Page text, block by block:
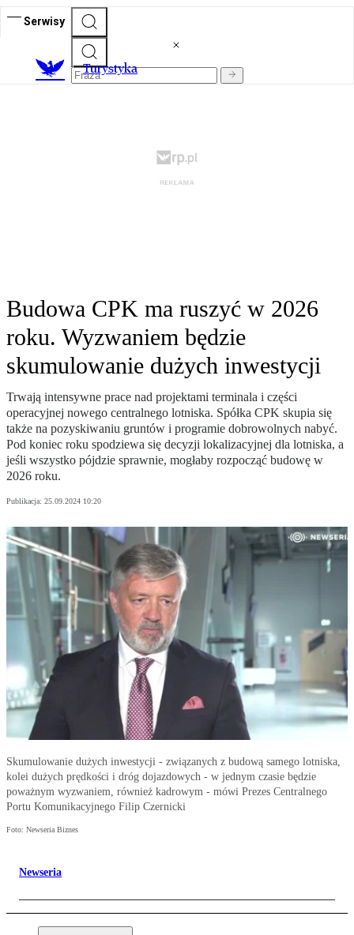
Serwisy
Turystyka
Budowa CPK ma ruszyć w 2026
roku. Wyzwaniem będzie
skumulowanie dużych inwestycji
Trwają intensywne prace nad projektami terminala i części
operacyjnej nowego centralnego lotniska. Spółka CPK skupia się
także na pozyskiwaniu gruntów i programie dobrowolnych nabyć.
Pod koniec roku spodziewa się decyzji lokalizacyjnej dla lotniska, a
jeśli wszystko pójdzie sprawnie, mogłaby rozpocząć budowę w
2026 roku.
Publikacja: 25.09.2024 10:20
Skumulowanie dużych inwestycji - związanych z budową samego lotniska,
kolei dużych prędkości i dróg dojazdowych - w jednym czasie będzie
poważnym wyzwaniem, również kadrowym - mówi Prezes Centralnego
Portu Komunikacyjnego Filip Czernicki
Foto: Newseria Biznes
Newseria